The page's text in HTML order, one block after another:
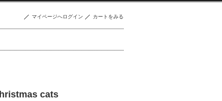
マイページへログイン カートをみる
cats